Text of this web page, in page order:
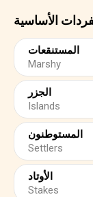
الأساسية
المستنقعات
Marshy
الجزر
Islands
المستوطنون
Settlers
الأوتاد
Stakes